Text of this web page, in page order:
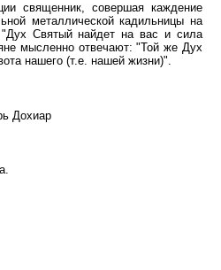
священник, совершая каждение
металлической кадильницы на
"Дух Святый найдет на вас и сила
мысленно отвечают: "Той же Дух
нашего (т.е. нашей жизни)".
Дохиар